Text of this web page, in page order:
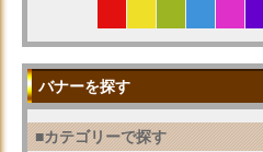
バナーを探す
■カテゴリーで探す